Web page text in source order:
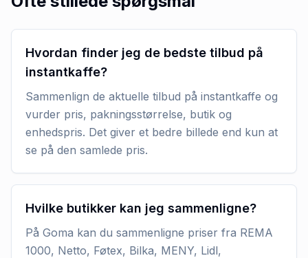
Hvordan finder jeg de bedste tilbud på
instantkaffe?
Sammenlign de aktuelle tilbud på instantkaffe og
vurder pris, pakningsstørrelse, butik og
enhedspris. Det giver et bedre billede end kun at
se på den samlede pris.
Hvilke butikker kan jeg sammenligne?
På Goma kan du sammenligne priser fra REMA
1000, Netto, Føtex, Bilka, MENY, Lidl,